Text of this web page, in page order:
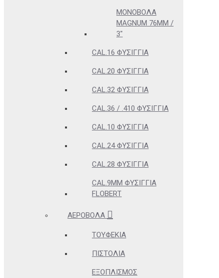
ΜΟΝΌΒΟΛΑ
MAGNUM 76MM /
3"
CAL.16 ΦΥΣΊΓΓΙΑ
CAL.20 ΦΥΣΊΓΓΙΑ
CAL.32 ΦΥΣΊΓΓΙΑ
CAL.36 / .410 ΦΥΣΊΓΓΙΑ
CAL.10 ΦΥΣΊΓΓΙΑ
CAL.24 ΦΥΣΊΓΓΙΑ
CAL.28 ΦΥΣΊΓΓΙΑ
CAL.9MM ΦΥΣΊΓΓΙΑ
FLOBERT
ΑΕΡΟΒΌΛΑ
ΤΟΥΦΈΚΙΑ
ΠΙΣΤΌΛΙΑ
ΕΞΟΠΛΙΣΜΌΣ